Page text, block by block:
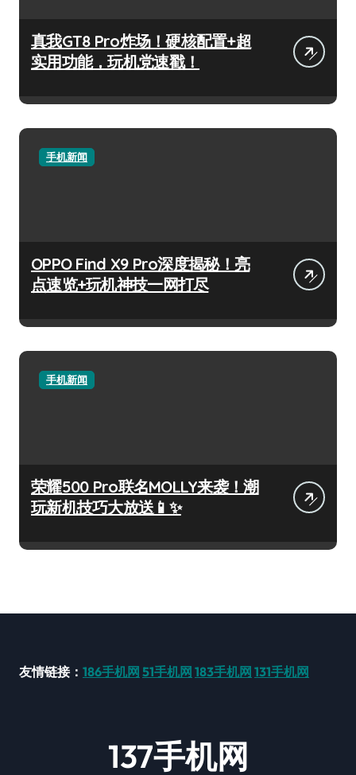
真我GT8 Pro炸场！硬核配置+超
实用功能，玩机党速戳！
手机新闻
OPPO Find X9 Pro深度揭秘！亮
点速览+玩机神技一网打尽
手机新闻
荣耀500 Pro联名MOLLY来袭！潮
玩新机技巧大放送📱✨
友情链接： 186手机网 51手机网 183手机网 131手机网
137手机网